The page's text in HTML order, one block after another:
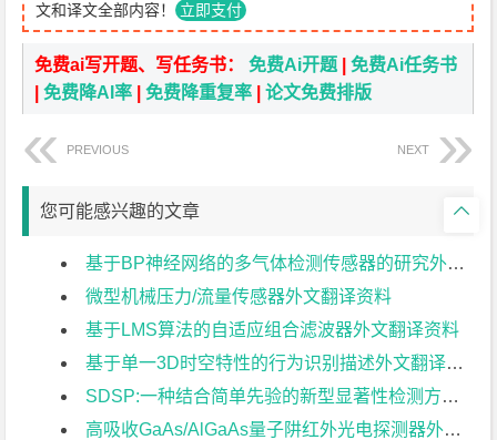
文和译文全部内容！ 立即支付
免费ai写开题、写任务书：免费Ai开题 |免费Ai任务书
|免费降AI率 |免费降重复率 |论文免费排版
PREVIOUS NEXT
您可能感兴趣的文章
基于BP神经网络的多气体检测传感器的研究外文翻译资料
微型机械压力/流量传感器外文翻译资料
基于LMS算法的自适应组合滤波器外文翻译资料
基于单一3D时空特性的行为识别描述外文翻译资料
SDSP:一种结合简单先验的新型显著性检测方法外文翻译资料
高吸收GaAs/AlGaAs量子阱红外光电探测器外文翻译资料
